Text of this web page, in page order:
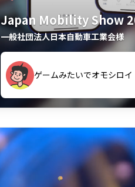
Japan Mobility Show
一般社団法人日本自動車工業会様
夢中で推しモビを探してビ
間も滞在してしまった
久々のモーターショーがア
しめました